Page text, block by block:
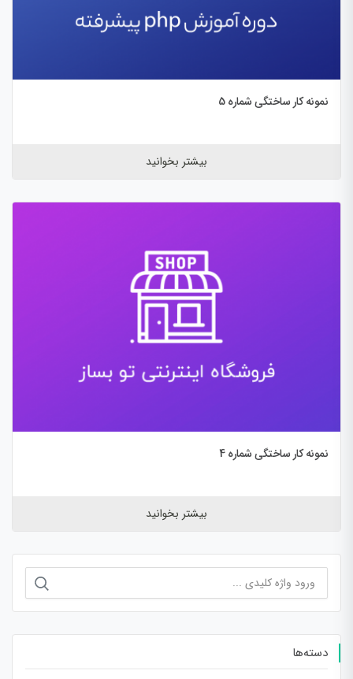
نمونه کار ساختگی شماره 5
بیشتر بخوانید
نمونه کار ساختگی شماره 4
بیشتر بخوانید
جستجو
دسته‌ها